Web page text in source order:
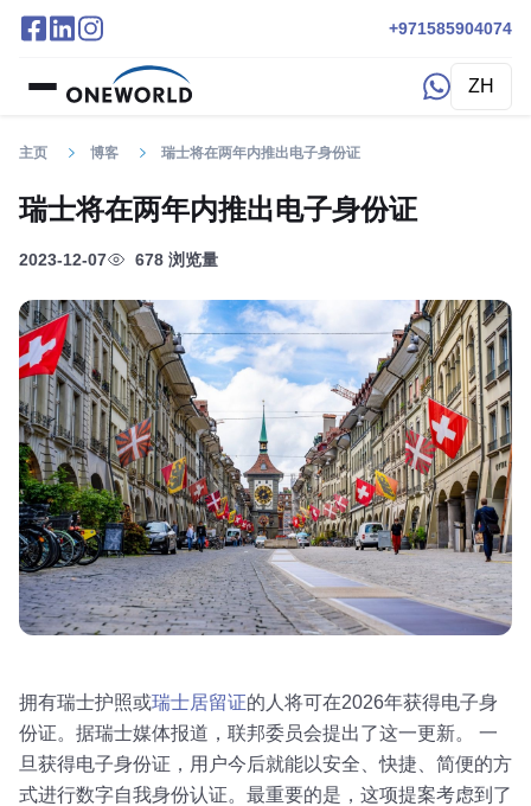
+971585904074
ZH
主页 博客 瑞士将在两年内推出电子身份证
瑞士将在两年内推出电子身份证
2023-12-07 678 浏览量
拥有瑞士护照或瑞士居留证的人将可在2026年获得电子身
份证。据瑞士媒体报道，联邦委员会提出了这一更新。 一
旦获得电子身份证，用户今后就能以安全、快捷、简便的方
式进行数字自我身份认证。最重要的是，这项提案考虑到了